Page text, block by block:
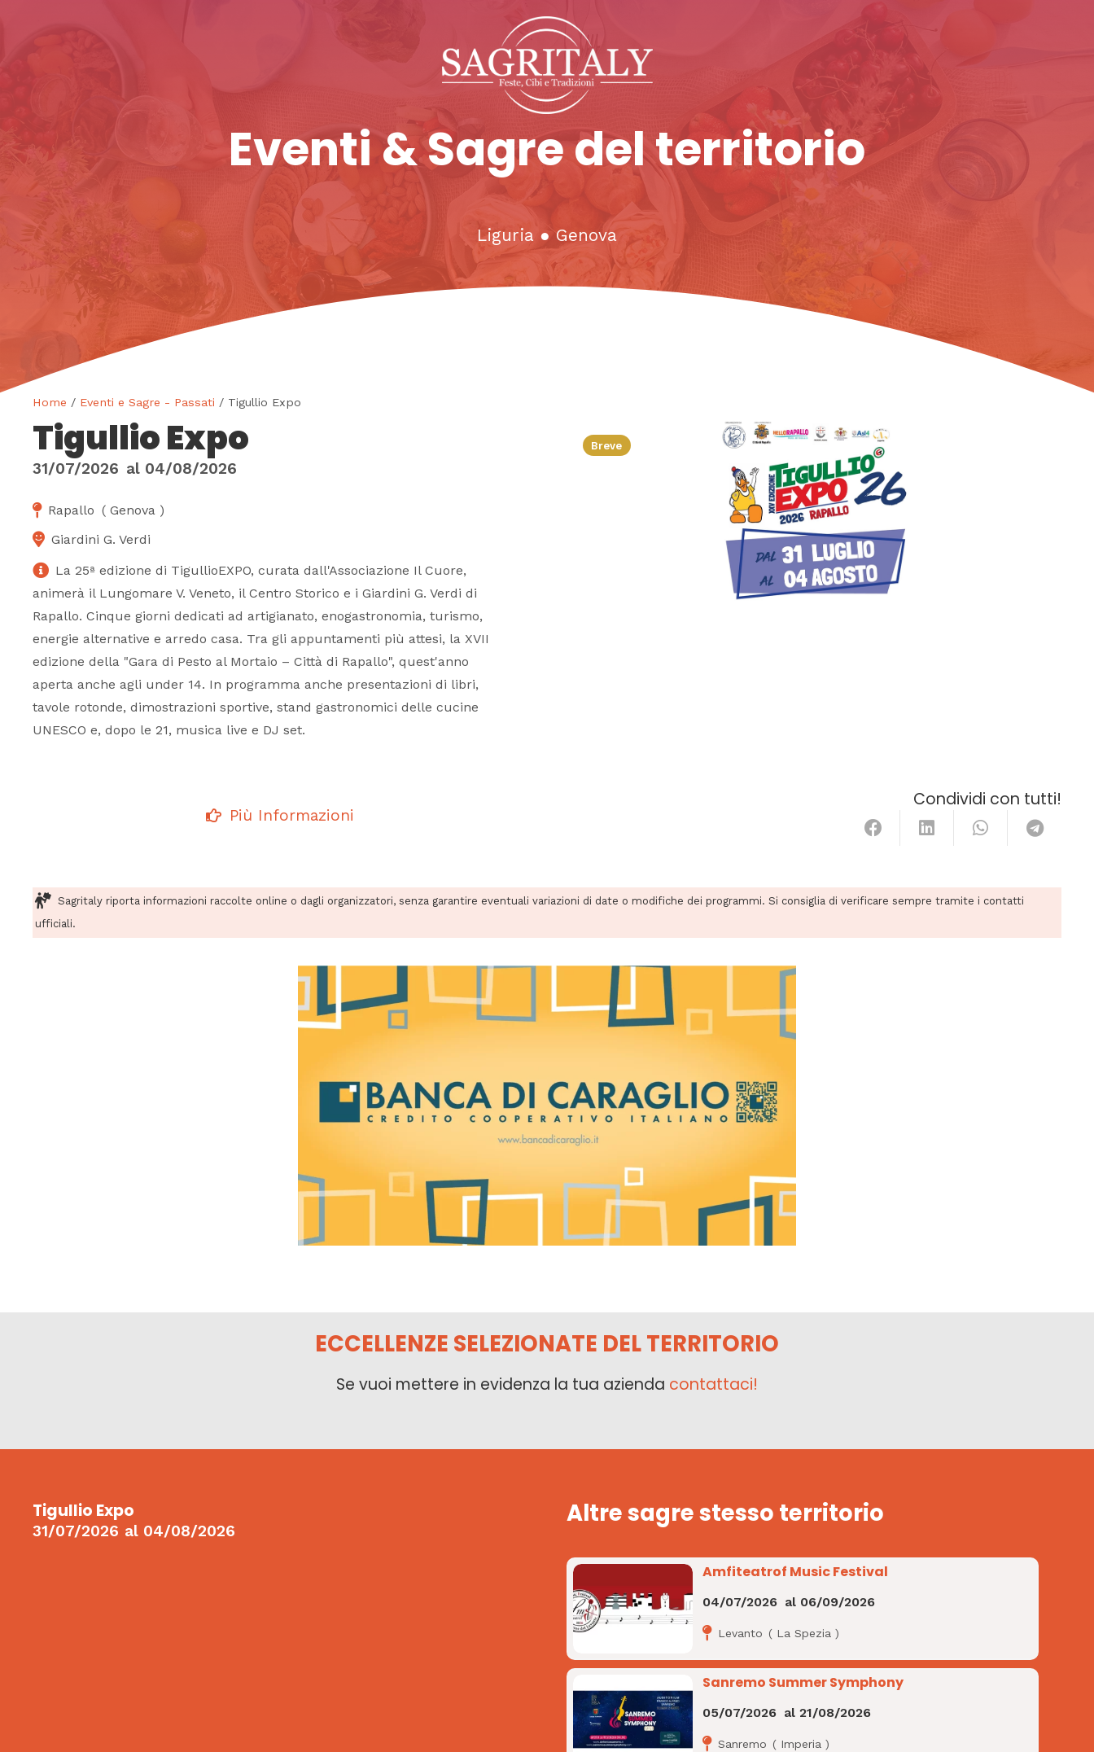
Eventi & Sagre del territorio
Liguria ●Genova
Home / Eventi e Sagre - Passati / Tigullio Expo
Tigullio Expo
31/07/2026 al 04/08/2026
Rapallo ( Genova )
Giardini G. Verdi
La 25ª edizione di TigullioEXPO, curata dall'Associazione Il Cuore,
animerà il Lungomare V. Veneto, il Centro Storico e i Giardini G. Verdi di
Rapallo. Cinque giorni dedicati ad artigianato, enogastronomia, turismo,
energie alternative e arredo casa. Tra gli appuntamenti più attesi, la XVII
edizione della "Gara di Pesto al Mortaio – Città di Rapallo", quest'anno
aperta anche agli under 14. In programma anche presentazioni di libri,
tavole rotonde, dimostrazioni sportive, stand gastronomici delle cucine
UNESCO e, dopo le 21, musica live e DJ set.
Breve
Più Informazioni
Condividi con tutti!
Sagritaly riporta informazioni raccolte online o dagli organizzatori, senza garantire eventuali variazioni di date o modifiche dei programmi. Si consiglia di verificare sempre tramite i contatti
ufficiali.
ECCELLENZE SELEZIONATE DEL TERRITORIO
Se vuoi mettere in evidenza la tua azienda contattaci!
Tigullio Expo
31/07/2026 al 04/08/2026
Altre sagre stesso territorio
Amfiteatrof Music Festival
04/07/2026 al 06/09/2026
Levanto ( La Spezia )
Sanremo Summer Symphony
05/07/2026 al21/08/2026
Sanremo ( Imperia )